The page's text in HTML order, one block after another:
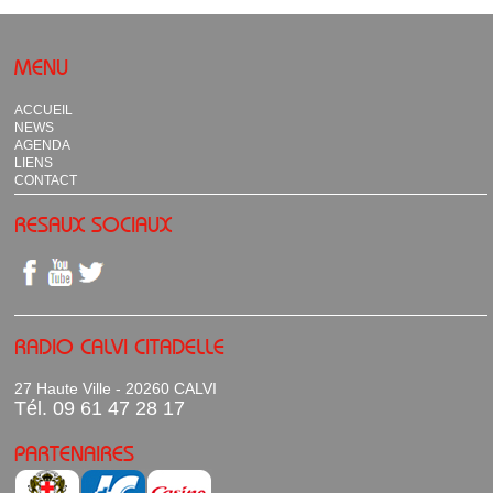
MENU
ACCUEIL
NEWS
AGENDA
LIENS
CONTACT
RESAUX SOCIAUX
RADIO CALVI CITADELLE
27 Haute Ville - 20260 CALVI
Tél. 09 61 47 28 17
PARTENAIRES